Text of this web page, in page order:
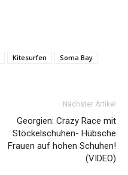
Kitesurfen
Soma Bay
Nächster Artikel
Georgien: Crazy Race mit
Stöckelschuhen- Hübsche
Frauen auf hohen Schuhen!
(VIDEO)